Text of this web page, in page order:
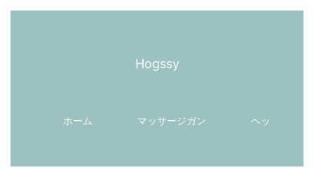
Hogssy
ホーム マッサージガン ヘッドマッサ